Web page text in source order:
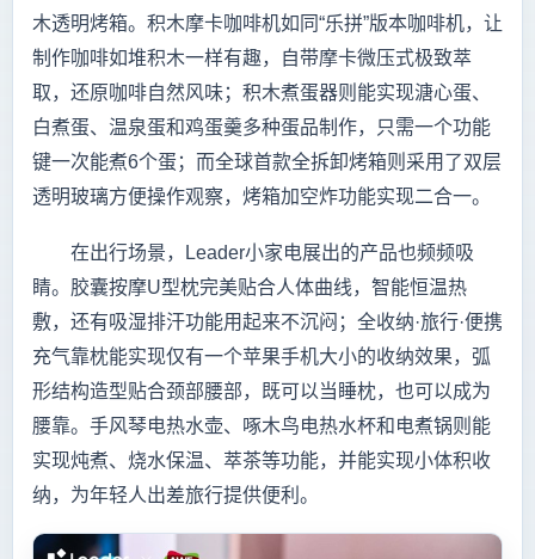
木透明烤箱。积木摩卡咖啡机如同“乐拼”版本咖啡机，让
制作咖啡如堆积木一样有趣，自带摩卡微压式极致萃
取，还原咖啡自然风味；积木煮蛋器则能实现溏心蛋、
白煮蛋、温泉蛋和鸡蛋羹多种蛋品制作，只需一个功能
键一次能煮6个蛋；而全球首款全拆卸烤箱则采用了双层
透明玻璃方便操作观察，烤箱加空炸功能实现二合一。
在出行场景，Leader小家电展出的产品也频频吸
睛。胶囊按摩U型枕完美贴合人体曲线，智能恒温热
敷，还有吸湿排汗功能用起来不沉闷；全收纳·旅行·便携
充气靠枕能实现仅有一个苹果手机大小的收纳效果，弧
形结构造型贴合颈部腰部，既可以当睡枕，也可以成为
腰靠。手风琴电热水壶、啄木鸟电热水杯和电煮锅则能
实现炖煮、烧水保温、萃茶等功能，并能实现小体积收
纳，为年轻人出差旅行提供便利。